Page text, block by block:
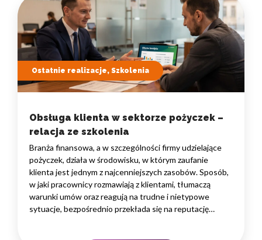
Ostatnie realizacje, Szkolenia
Obsługa klienta w sektorze pożyczek –
relacja ze szkolenia
Branża finansowa, a w szczególności firmy udzielające
pożyczek, działa w środowisku, w którym zaufanie
klienta jest jednym z najcenniejszych zasobów. Sposób,
w jaki pracownicy rozmawiają z klientami, tłumaczą
warunki umów oraz reagują na trudne i nietypowe
sytuacje, bezpośrednio przekłada się na reputację